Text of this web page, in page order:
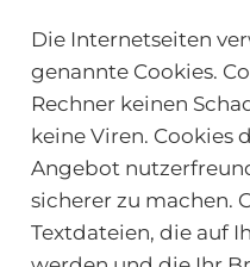
Die Internetseiten
genannte Cookies.
Rechner keinen
keine Viren. Cookies
Angebot
sicherer zu machen.
Textdateien, die auf